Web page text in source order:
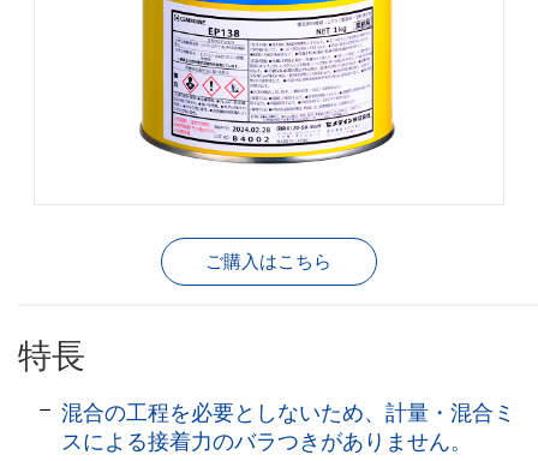
ご購入はこちら
特長
混合の工程を必要としないため、計量・混合ミ
スによる接着力のバラつきがありません。